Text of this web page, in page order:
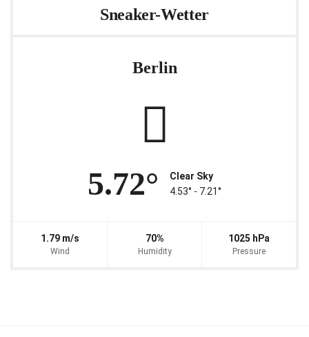
Sneaker-Wetter
Berlin
5.72°
Clear Sky
4.53° ‐ 7.21°
1.79 m/s
Wind
70%
Humidity
1025 hPa
Pressure